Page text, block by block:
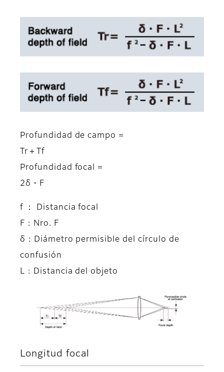
Profundidad de campo =
Tr＋Tf
Profundidad focal =
2δ・F
f ： Distancia focal
F : Nro. F
δ : Diámetro permisible del círculo de
confusión
L : Distancia del objeto
Longitud focal